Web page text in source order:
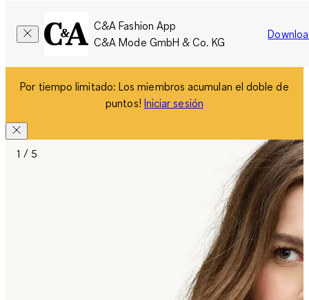
C&A Fashion App
C&A Mode GmbH & Co. KG
Por tiempo limitado: Los miembros acumulan el doble de
puntos! Iniciar sesión
1 / 5